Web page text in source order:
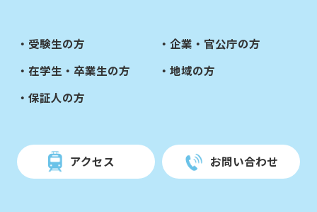
受験生の方
在学生・卒業生の方
保証人の方
企業・官公庁の方
地域の方
アクセス お問い合わせ